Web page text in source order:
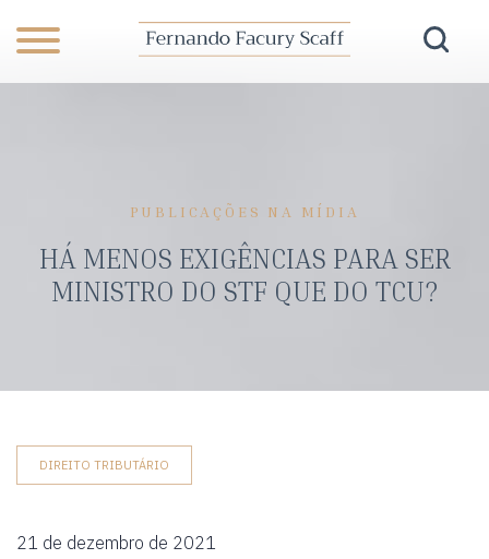
PUBLICAÇÕES NA MÍDIA
HÁ MENOS EXIGÊNCIAS PARA SER
MINISTRO DO STF QUE DO TCU?
DIREITO TRIBUTÁRIO
21 de dezembro de 2021